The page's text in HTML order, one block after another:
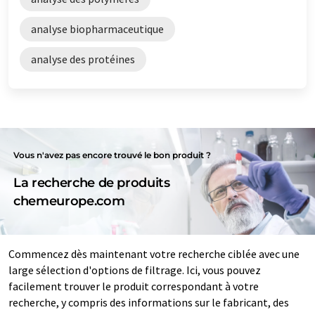
analyse biopharmaceutique
analyse des protéines
Vous n'avez pas encore trouvé le bon produit ?
La recherche de produits
chemeurope.com
Commencez dès maintenant votre recherche ciblée avec une
large sélection d'options de filtrage. Ici, vous pouvez
facilement trouver le produit correspondant à votre
recherche, y compris des informations sur le fabricant, des